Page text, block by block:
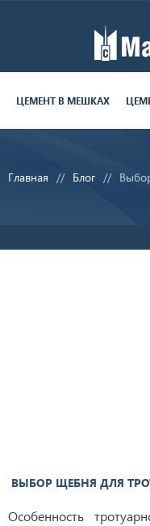
ЦЕМЕНТ В МЕШКАХ
Главная Блог
ВЫБОР ЩЕБНЯ ДЛЯ
Особенность